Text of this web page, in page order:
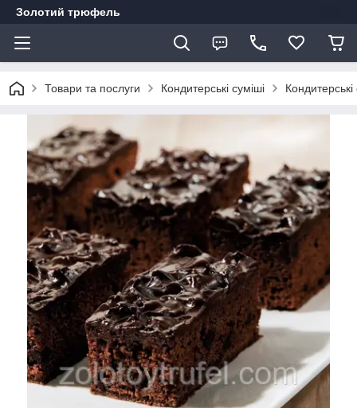
Золотий трюфель
Товари та послуги Кондитерські суміші Кондитерські